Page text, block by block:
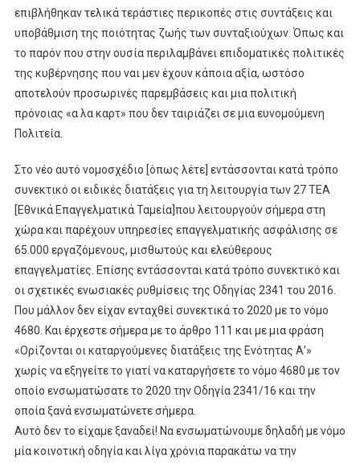
επιβλήθηκαν τελικά τεράστιες περικοπές στις συντάξεις και
υποβάθμιση της ποιότητας ζωής των συνταξιούχων. Όπως και
το παρόν που στην ουσία περιλαμβάνει επιδοματικές πολιτικές
της κυβέρνησης που ναι μεν έχουν κάποια αξία, ωστόσο
αποτελούν προσωρινές παρεμβάσεις και μια πολιτική
πρόνοιας «α λα καρτ» που δεν ταιριάζει σε μια ευνομούμενη
Πολιτεία.
Στο νέο αυτό νομοσχέδιο [όπως λέτε] εντάσσονται κατά τρόπο
συνεκτικό οι ειδικές διατάξεις για τη λειτουργία των 27 ΤΕΑ
[Εθνικά Επαγγελματικά Ταμεία]που λειτουργούν σήμερα στη
χώρα και παρέχουν υπηρεσίες επαγγελματικής ασφάλισης σε
65.000 εργαζόμενους, μισθωτούς και ελεύθερους
επαγγελματίες. Επίσης εντάσσονται κατά τρόπο συνεκτικό και
οι σχετικές ενωσιακές ρυθμίσεις της Οδηγίας 2341 του 2016.
Που μάλλον δεν είχαν ενταχθεί συνεκτικά το 2020 με το νόμο
4680. Και έρχεστε σήμερα με το άρθρο 111 και με μια φράση
«Ορίζονται οι καταργούμενες διατάξεις της Ενότητας Α’»
χωρίς να εξηγείτε το γιατί να καταργήσετε το νόμο 4680 με τον
οποίο ενσωματώσατε το 2020 την Οδηγία 2341/16 και την
οποία ξανά ενσωματώνετε σήμερα.
Αυτό δεν το είχαμε ξαναδεί! Να ενσωματώνουμε δηλαδή με νόμο
μία κοινοτική οδηγία και λίγα χρόνια παρακάτω να την